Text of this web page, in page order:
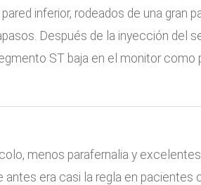
inferior, rodeados de una gran
Después de la inyección del
ST baja en el monitor como
menos parafernalia y
era casi la regla en pacientes